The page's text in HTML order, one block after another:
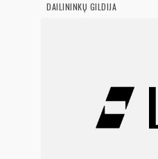
DAILININKŲ GILDIJA